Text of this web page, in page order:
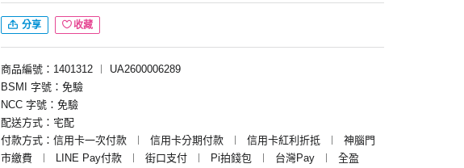
分享 收藏
商品編號：1401312 ︱
UA2600006289
BSMI 字號：免驗
NCC 字號：免驗
配送方式：宅配
付款方式：信用卡一次付款
︱ 信用卡分期付款 ︱ 信用卡紅利折抵 ︱
神腦門
市繳費
︱ LINE Pay付款 ︱ 街口支付 ︱ Pi拍錢包 ︱ 台灣Pay ︱
全盈